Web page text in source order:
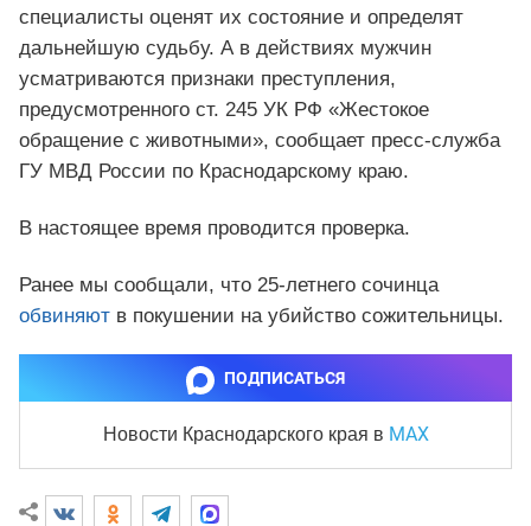
специалисты оценят их состояние и определят
дальнейшую судьбу. А в действиях мужчин
усматриваются признаки преступления,
предусмотренного ст. 245 УК РФ «Жестокое
обращение с животными», сообщает пресс-служба
ГУ МВД России по Краснодарскому краю.
В настоящее время проводится проверка.
Ранее мы сообщали, что 25-летнего сочинца
обвиняют в покушении на убийство сожительницы.
ПОДПИСАТЬСЯ
Новости Краснодарского края в MAX